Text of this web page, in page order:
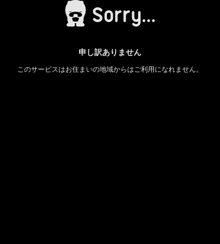
申し訳ありません
このサービスはお住まいの地域からはご利用になれません。